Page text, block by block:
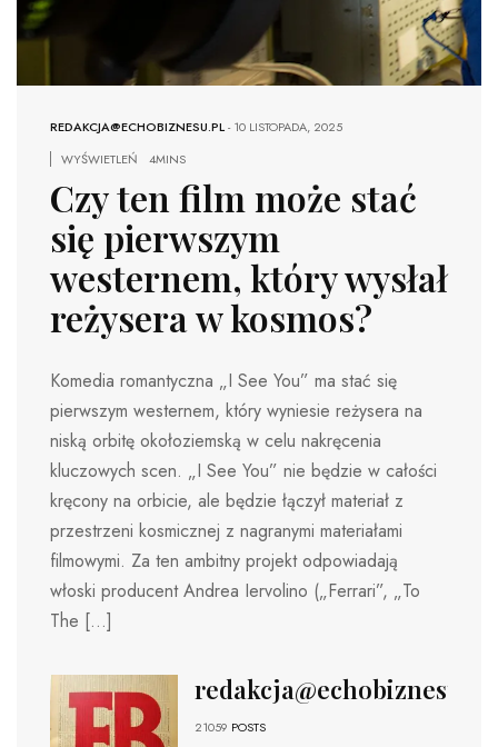
REDAKCJA@ECHOBIZNESU.PL-10 LISTOPADA, 2025
WYŚWIETLEŃ
4MINS
Czy ten film może stać
się pierwszym
westernem, który wysłał
reżysera w kosmos?
Komedia romantyczna „I See You” ma stać się
pierwszym westernem, który wyniesie reżysera na
niską orbitę okołoziemską w celu nakręcenia
kluczowych scen. „I See You” nie będzie w całości
kręcony na orbicie, ale będzie łączył materiał z
przestrzeni kosmicznej z nagranymi materiałami
filmowymi. Za ten ambitny projekt odpowiadają
włoski producent Andrea Iervolino („Ferrari”, „To
The […]
redakcja@echobiznesu.pl
21059 POSTS